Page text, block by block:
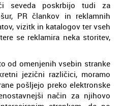
seveda poskrbijo tudi za
PR člankov in reklamnih
vizitk in katalogov ter vseh
se reklamira neka storitev,
od omenjenih vsebin stranke
jezični različici, moramo
pošljejo preko elektronske
način za njihovo